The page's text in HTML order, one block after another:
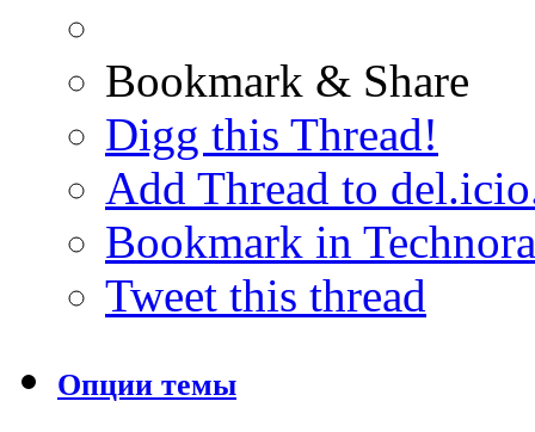
Bookmark & Share
Digg this Thread!
Add Thread to
Bookmark in
Tweet this thread
Опции темы